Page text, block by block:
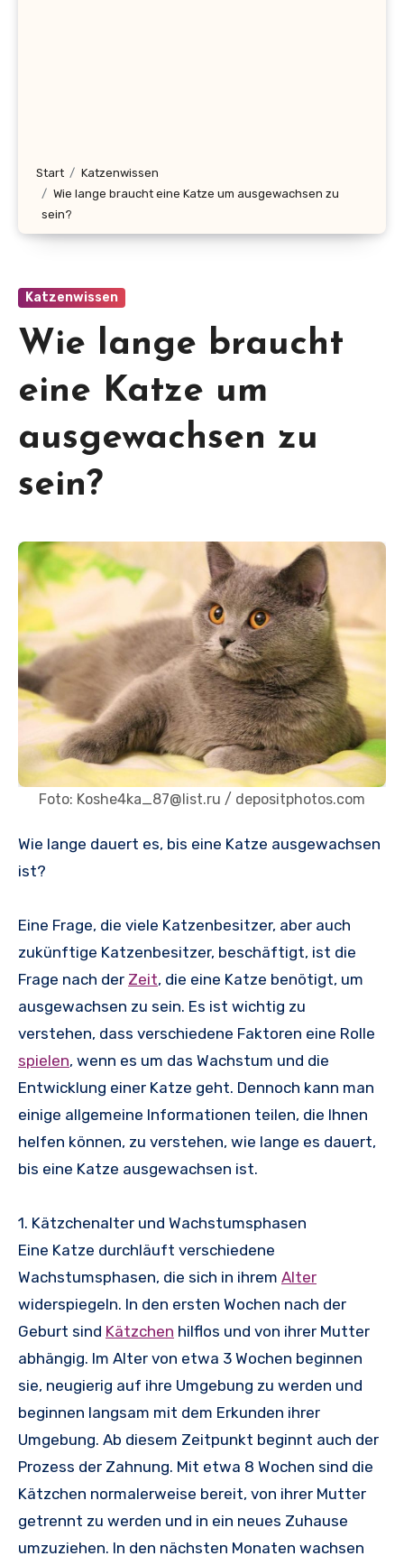
Start
Katzenwissen
Wie lange braucht eine Katze um ausgewachsen zu
sein?
Katzenwissen
Wie lange braucht
eine Katze um
ausgewachsen zu
sein?
Foto: Koshe4ka_87@list.ru / depositphotos.com
Wie lange dauert es, bis eine Katze ausgewachsen
ist?
Eine Frage, die viele Katzenbesitzer, aber auch
zukünftige Katzenbesitzer, beschäftigt, ist die
Frage nach der Zeit, die eine Katze benötigt, um
ausgewachsen zu sein. Es ist wichtig zu
verstehen, dass verschiedene Faktoren eine Rolle
spielen, wenn es um das Wachstum und die
Entwicklung einer Katze geht. Dennoch kann man
einige allgemeine Informationen teilen, die Ihnen
helfen können, zu verstehen, wie lange es dauert,
bis eine Katze ausgewachsen ist.
1. Kätzchenalter und Wachstumsphasen
Eine Katze durchläuft verschiedene
Wachstumsphasen, die sich in ihrem Alter
widerspiegeln. In den ersten Wochen nach der
Geburt sind Kätzchen hilflos und von ihrer Mutter
abhängig. Im Alter von etwa 3 Wochen beginnen
sie, neugierig auf ihre Umgebung zu werden und
beginnen langsam mit dem Erkunden ihrer
Umgebung. Ab diesem Zeitpunkt beginnt auch der
Prozess der Zahnung. Mit etwa 8 Wochen sind die
Kätzchen normalerweise bereit, von ihrer Mutter
getrennt zu werden und in ein neues Zuhause
umzuziehen. In den nächsten Monaten wachsen